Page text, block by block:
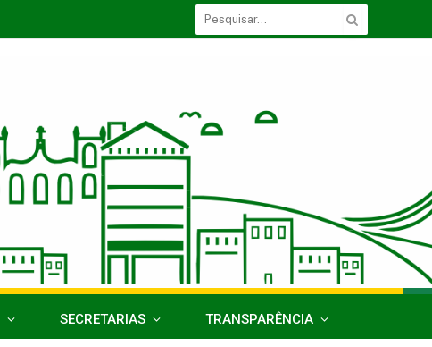
SECRETARIAS TRANSPARÊNCIA